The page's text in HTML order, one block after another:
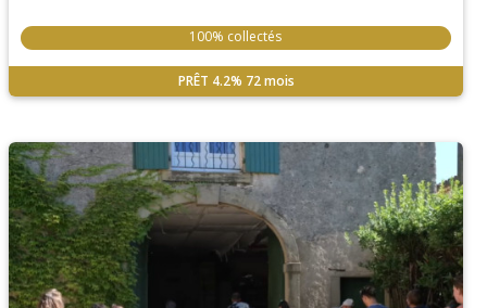
100% collectés
PRÊT 4.2% 72 mois